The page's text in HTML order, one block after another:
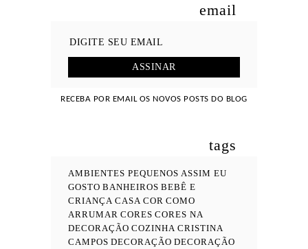
email
RECEBA POR EMAIL OS NOVOS POSTS DO BLOG
tags
AMBIENTES PEQUENOS ASSIM EU
GOSTO BANHEIROS BEBÊ E
CRIANÇA CASA COR COMO
ARRUMAR CORES CORES NA
DECORAÇÃO COZINHA CRISTINA
CAMPOS DECORAÇÃO DECORAÇÃO